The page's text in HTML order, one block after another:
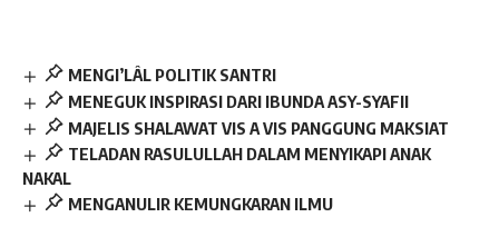
MENGI’LÂL POLITIK SANTRI
MENEGUK INSPIRASI DARI IBUNDA ASY-SYAFII
MAJELIS SHALAWAT VIS A VIS PANGGUNG MAKSIAT
TELADAN RASULULLAH DALAM MENYIKAPI ANAK
NAKAL
MENGANULIR KEMUNGKARAN ILMU